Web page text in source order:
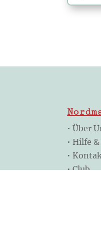
•Über
• Hilfe &
•
•Club